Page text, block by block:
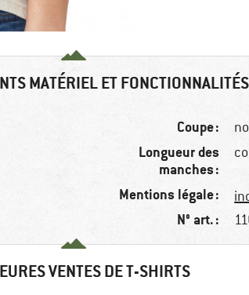
MATÉRIEL ET FONCTIONNALITÉS
Coupe :
Longueur des
manches :
Mentions légale :
N° art. :
VENTES DE T-SHIRTS